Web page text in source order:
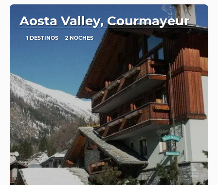
Aosta Valley, Courmayeur
1 DESTINOS 2 NOCHES